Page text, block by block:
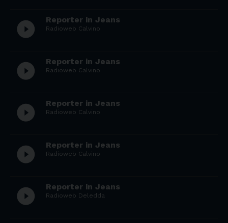
play_circle_filled Reporter in Jeans
Radioweb Calvino
play_circle_filled Reporter in Jeans
Radioweb Calvino
play_circle_filled Reporter in Jeans
Radioweb Calvino
play_circle_filled Reporter in Jeans
Radioweb Calvino
play_circle_filled Reporter in Jeans
Radioweb Deledda